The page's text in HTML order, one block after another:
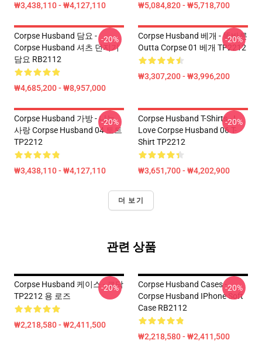
₩3,438,110 - ₩4,127,110 ₩5,084,820 - ₩5,718,700
Corpse Husband 담요 -
Corpse Husband 셔츠 던지기
담요 RB2112
₩4,685,200 - ₩8,957,000
-20%
Corpse Husband 베개 - 똑바른
Outta Corpse 01 베개 TP2212
₩3,307,200 - ₩3,996,200
-20%
Corpse Husband 가방 - 나는
사랑 Corpse Husband 04 토트
TP2212
₩3,438,110 - ₩4,127,110
-20%
Corpse Husband T-Shirts - I
Love Corpse Husband 06 T-
Shirt TP2212
₩3,651,700 - ₩4,202,900
-20%
더 보기
관련 상품
Corpse Husband 케이스 - 코닥
TP2212 용 로즈
₩2,218,580 - ₩2,411,500
-20%
Corpse Husband Cases -
Corpse Husband IPhone Soft
Case RB2112
₩2,218,580 - ₩2,411,500
-20%